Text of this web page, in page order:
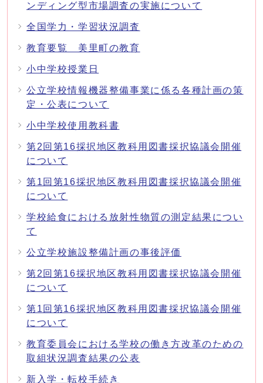
ンディング型市場調査の実施について
全国学力・学習状況調査
教育要覧 美里町の教育
小中学校授業日
公立学校情報機器整備事業に係る各種計画の策
定・公表について
小中学校使用教科書
第2回第16採択地区教科用図書採択協議会開催
について
第1回第16採択地区教科用図書採択協議会開催
について
学校給食における放射性物質の測定結果につい
て
公立学校施設整備計画の事後評価
第2回第16採択地区教科用図書採択協議会開催
について
第1回第16採択地区教科用図書採択協議会開催
について
教育委員会における学校の働き方改革のための
取組状況調査結果の公表
新入学・転校手続き